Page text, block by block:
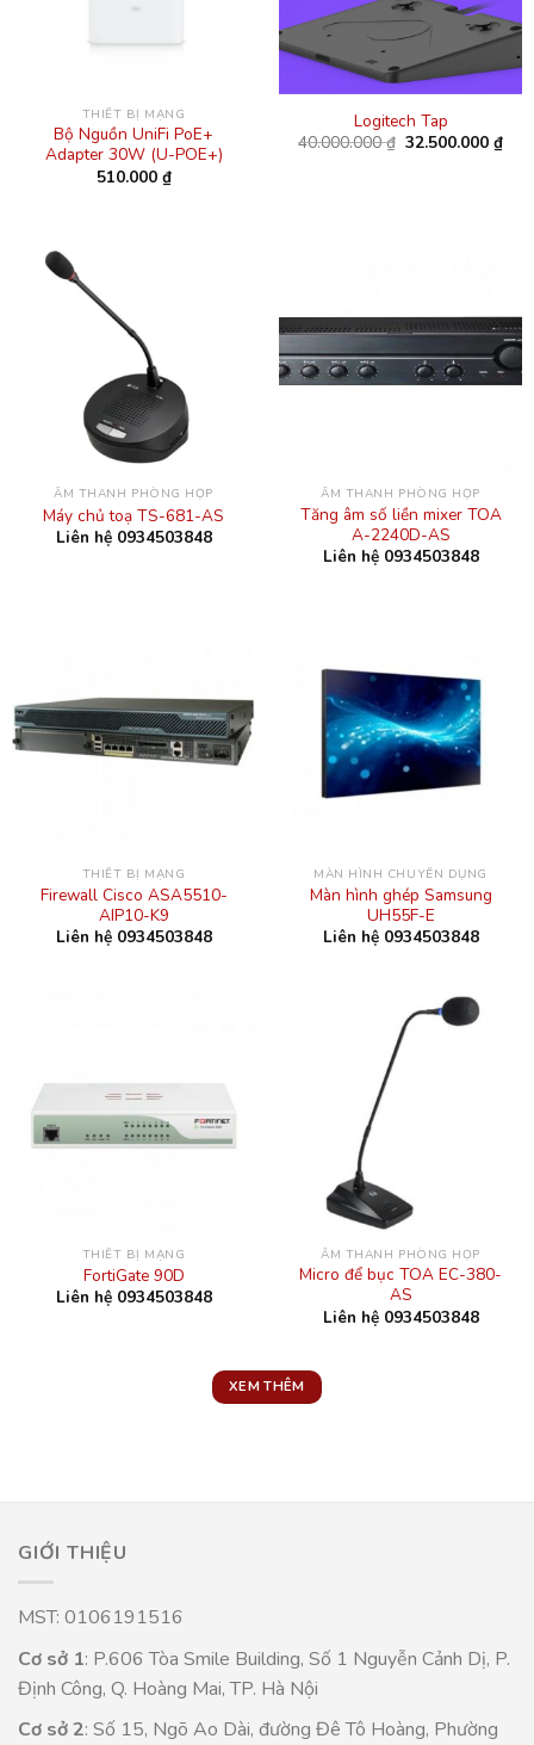
THIẾT BỊ MẠNG
Bộ Nguồn UniFi PoE+
Adapter 30W (U-POE+)
510.000 ₫
Logitech Tap
40.000.000₫ Giá
32.500.000₫Giá
ÂM THANH PHÒNG HỌP
Máy chủ toạ TS-681-AS
Liên hệ 0934503848
ÂM THANH PHÒNG HỌP
Tăng âm số liền mixer TOA
A-2240D-AS
Liên hệ 0934503848
THIẾT BỊ MẠNG
Firewall Cisco ASA5510-
AIP10-K9
Liên hệ 0934503848
MÀN HÌNH CHUYÊN DỤNG
Màn hình ghép Samsung
UH55F-E
Liên hệ 0934503848
THIẾT BỊ MẠNG
FortiGate 90D
Liên hệ 0934503848
ÂM THANH PHÒNG HỌP
Micro để bục TOA EC-380-
AS
Liên hệ 0934503848
XEM THÊM
GIỚI THIỆU
MST: 0106191516
Cơ sở 1: P.606 Tòa Smile Building, Số 1 Nguyễn Cảnh Dị, P.
Định Công, Q. Hoàng Mai, TP. Hà Nội
Cơ sở 2: Số 15, Ngõ Ao Dài, đường Đê Tô Hoàng, Phường